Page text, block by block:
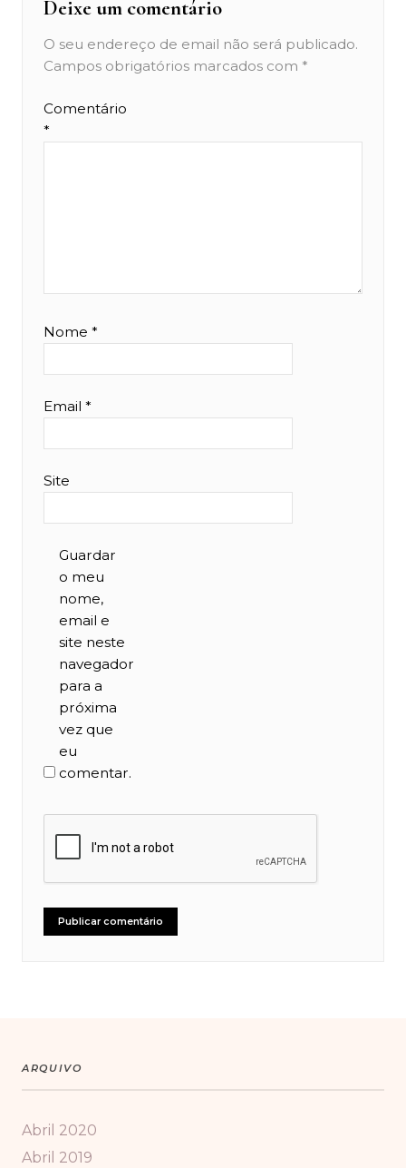
Deixe um comentário
O seu endereço de email não será publicado.
Campos obrigatórios marcados com *
Comentário
*
Nome *
Email *
Site
Guardar
o meu
nome,
email e
site neste
navegador
para a
próxima
vez que
eu
comentar.
ARQUIVO
Abril 2020
Abril 2019